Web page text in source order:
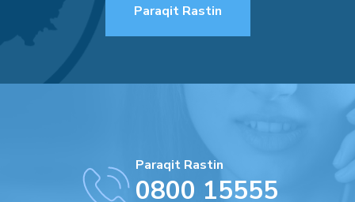
Paraqit Rastin
Paraqit Rastin
0800 15555